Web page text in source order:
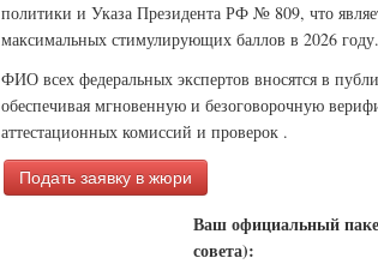
политики и Указа Президента РФ № 809, что
максимальных стимулирующих баллов в 2026 году.
ФИО всех федеральных экспертов вносятся в
обеспечивая мгновенную и безоговорочную
аттестационных комиссий и проверок .
Подать заявку в жюри
Ваш официальный
совета):